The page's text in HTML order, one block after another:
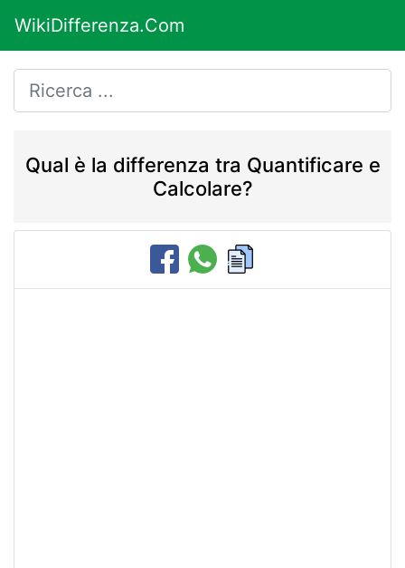
WikiDifferenza.Com
Qual è la differenza tra Quantificare e
Calcolare?